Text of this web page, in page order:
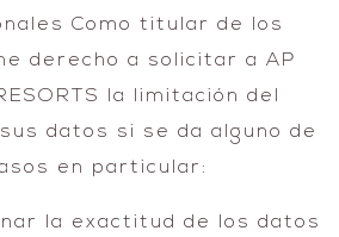
Como titular de los
derecho a solicitar a AP
la limitación del
datos si se da alguno de
en particular:
la exactitud de los datos